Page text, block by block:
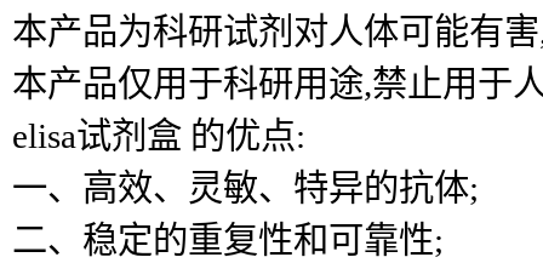
本产品为科研试剂对人体可能有
本产品仅用于科研用途,禁止用于
elisa试剂盒 的优点:
一、高效、灵敏、特异的抗体;
二、稳定的重复性和可靠性;